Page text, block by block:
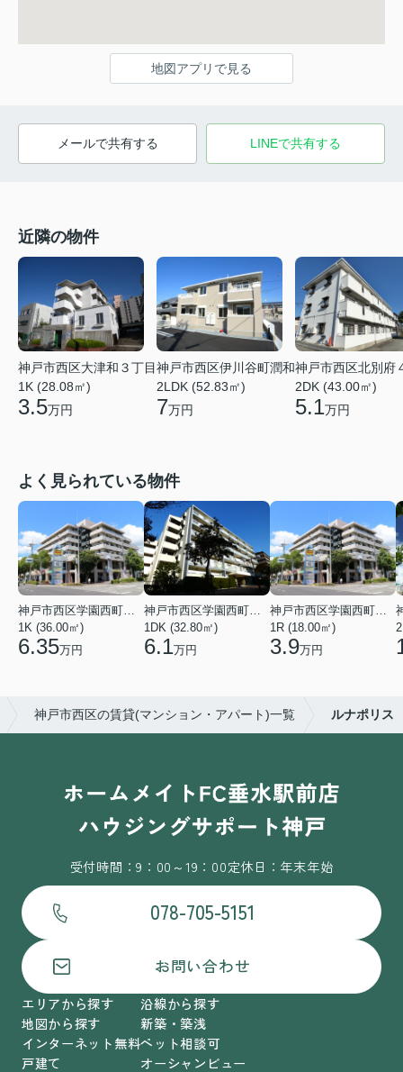
地図アプリで見る
メールで共有する LINEで共有する
近隣の物件
神戸市西区大津和３丁目
1K (28.08㎡)
3.5万円
神戸市西区伊川谷町潤和
2LDK (52.83㎡)
7万円
神戸市西区北別府
2DK (43.00㎡)
5.1万円
よく見られている物件
神戸市西区学園西町４丁目
1K (36.00㎡)
6.35万円
神戸市西区学園西町７丁目
1DK (32.80㎡)
6.1万円
神戸市西区学園西町４丁目
1R (18.00㎡)
3.9万円
神戸市西区の賃貸(マンション・アパート)一覧 ルナポリス
受付時間：9：00～19：00定休日：年末年始
078-705-5151
お問い合わせ
エリアから探す
地図から探す
インターネット無料
戸建て
沿線から探す
新築・築浅
ペット相談可
オーシャンビュー